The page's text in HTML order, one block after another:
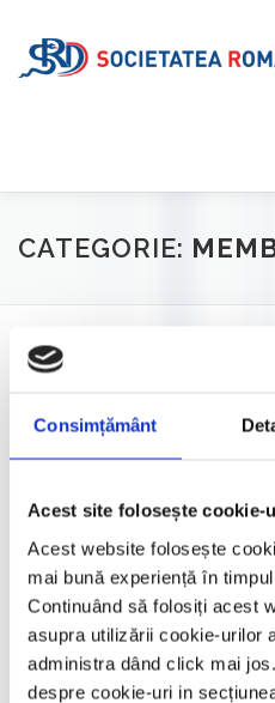
Consimțământ
Acest site folosește cookie-
Acest website folosește
mai bună experiență în
Continuând să folosiți acest
asupra utilizării cookie-urilor
administra dând click mai
despre cookie-uri in
DESPRE SRD
PROIECTE EDITORIALE
GALERIE REVISTA
CATEGORIE:
Afișez toate cele 2 rezultate
Membru – categoria medici
primari sau specialiști